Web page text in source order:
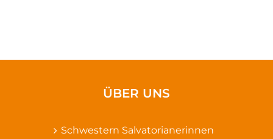
ÜBER UNS
Schwestern Salvatorianerinnen